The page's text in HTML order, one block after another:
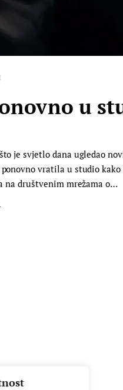
u
je svjetlo dana ugledao
ponovno vratila u studio
na društvenim mrežama o…